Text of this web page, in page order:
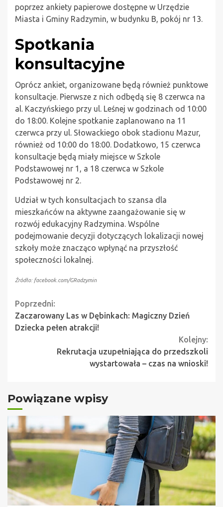
poprzez ankiety papierowe dostępne w Urzędzie
Miasta i Gminy Radzymin, w budynku B, pokój nr 13.
Spotkania
konsultacyjne
Oprócz ankiet, organizowane będą również punktowe
konsultacje. Pierwsze z nich odbędą się 8 czerwca na
al. Kaczyńskiego przy ul. Leśnej w godzinach od 10:00
do 18:00. Kolejne spotkanie zaplanowano na 11
czerwca przy ul. Słowackiego obok stadionu Mazur,
również od 10:00 do 18:00. Dodatkowo, 15 czerwca
konsultacje będą miały miejsce w Szkole
Podstawowej nr 1, a 18 czerwca w Szkole
Podstawowej nr 2.
Udział w tych konsultacjach to szansa dla
mieszkańców na aktywne zaangażowanie się w
rozwój edukacyjny Radzymina. Wspólne
podejmowanie decyzji dotyczących lokalizacji nowej
szkoły może znacząco wpłynąć na przyszłość
społeczności lokalnej.
Źródło: facebook.com/GRadzymin
Continue
Reading
Poprzedni:
Zaczarowany Las w Dębinkach: Magiczny Dzień
Dziecka pełen atrakcji!
Kolejny:
Rekrutacja uzupełniająca do przedszkoli
wystartowała – czas na wnioski!
Powiązane wpisy